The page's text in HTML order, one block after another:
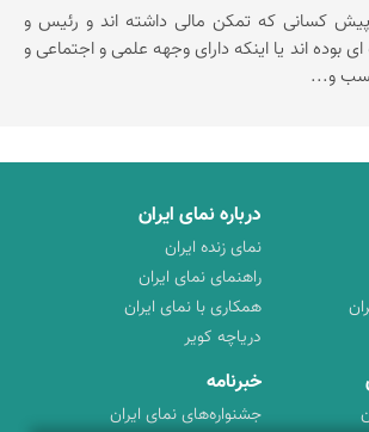
کسانی که تمکن مالی داشته اند و رئیس و
بوده اند یا اینکه دارای وجهه علمی و اجتماعی و
و...
درباره نمای ایران
نمای زنده ایران
راهنمای نمای ایران
همکاری با نمای ایران
دریاچه کویر
خبرنامه
جشنواره‌های نمای ایران